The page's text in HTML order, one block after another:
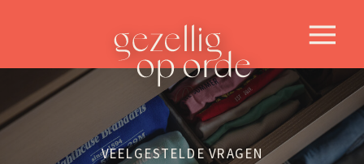
VEELGESTELDE VRAGEN